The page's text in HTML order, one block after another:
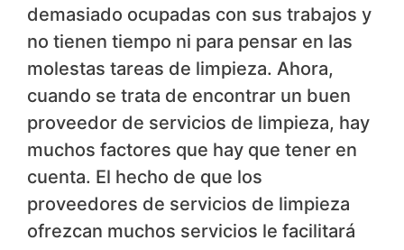
demasiado ocupadas con sus trabajos y
no tienen tiempo ni para pensar en las
molestas tareas de limpieza. Ahora,
cuando se trata de encontrar un buen
proveedor de servicios de limpieza, hay
muchos factores que hay que tener en
cuenta. El hecho de que los
proveedores de servicios de limpieza
ofrezcan muchos servicios le facilitará